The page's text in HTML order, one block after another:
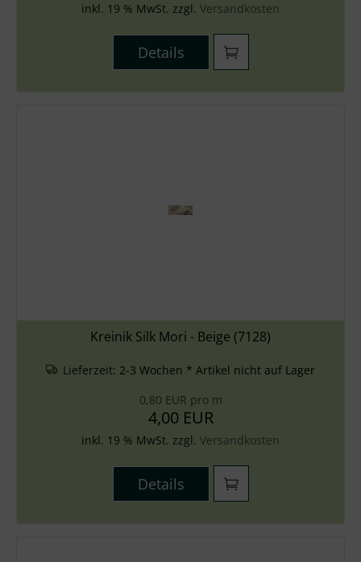
inkl. 19 % MwSt. zzgl. Versandkosten
Details
Kreinik Silk Mori - Beige (7128)
Lieferzeit: 2-3 Wochen * Artikel nicht auf Lager
0,80 EUR pro m
4,00 EUR
inkl. 19 % MwSt. zzgl. Versandkosten
Details